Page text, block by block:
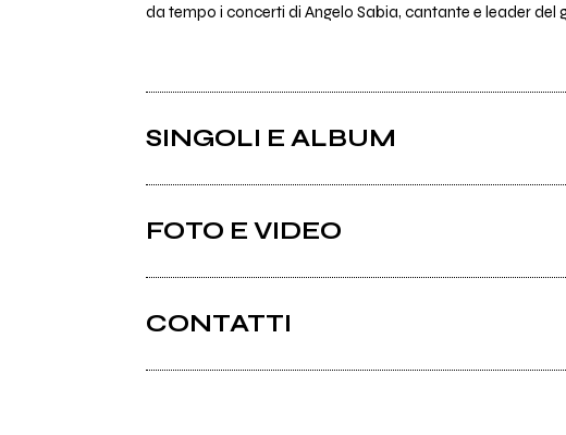
da tempo i concerti di Angelo Sabia, cantante e leader
SINGOLI E ALBUM
FOTO E VIDEO
CONTATTI